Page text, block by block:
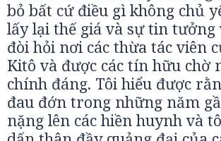
bỏ bất cứ điều gì không chủ
lấy lại thế giá và sự tin tưởng
đòi hỏi nơi các thừa tác viên
Kitô và được các tín hữu chờ
chính đáng. Tôi hiểu được
đau đớn trong những năm
nặng lên các hiền huynh và